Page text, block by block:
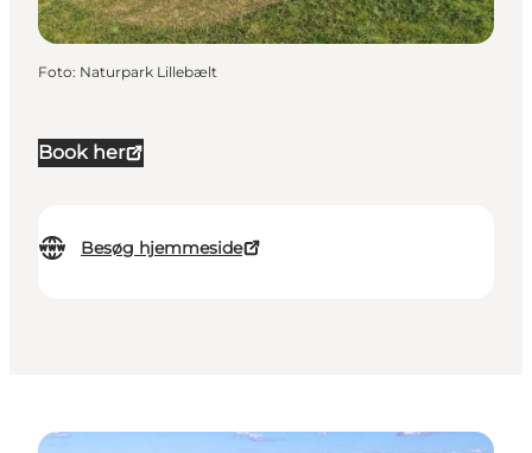
Book her
Besøg hjemmeside
Foto: Naturpark Lillebælt